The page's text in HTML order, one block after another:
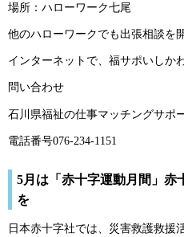
場所：ハローワーク七尾
他のハローワークでも出張相談を
インターネットで、福サポいしか
問い合わせ
石川県福祉の仕事マッチングサポ
電話番号076-234-1151
5月は「赤十字運動月間」赤
を
日本赤十字社では、災害救護救援